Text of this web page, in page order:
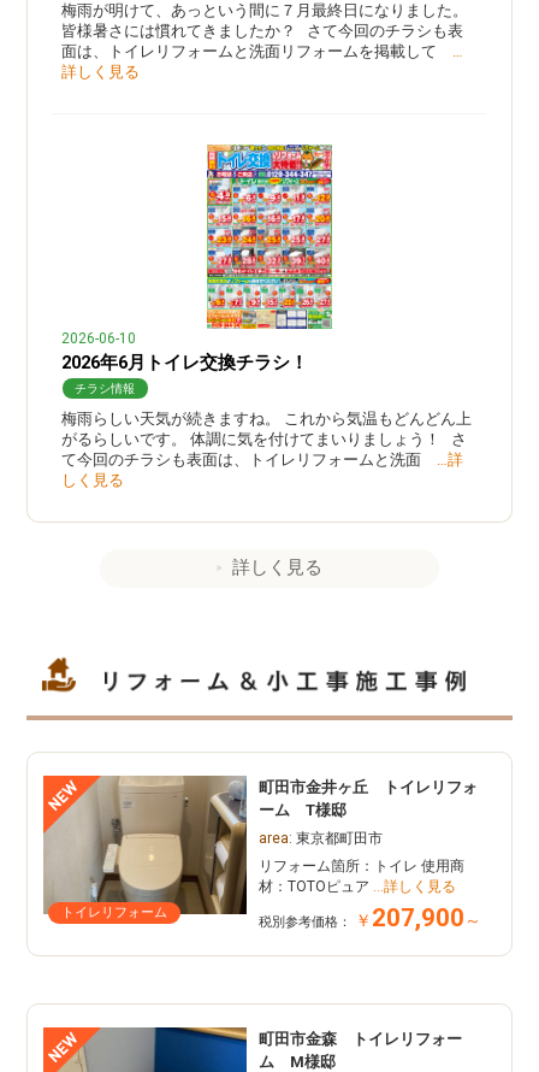
梅雨が明けて、あっという間に７月最終日になりました。
皆様暑さには慣れてきましたか？ さて今回のチラシも表
面は、トイレリフォームと洗面リフォームを掲載して …
詳しく見る
2026-06-10
2026年6月トイレ交換チラシ！
チラシ情報
梅雨らしい天気が続きますね。 これから気温もどんどん上
がるらしいです。 体調に気を付けてまいりましょう！ さ
て今回のチラシも表面は、トイレリフォームと洗面 …詳
しく見る
詳しく見る
トイレリフォーム
町田市金井ヶ丘 トイレリフォ
ーム T様邸
area: 東京都町田市
リフォーム箇所：トイレ 使用商
材：TOTOピュア …詳しく見る
税別参考価格： ￥ 207,900 ～
町田市金森 トイレリフォー
ム M様邸